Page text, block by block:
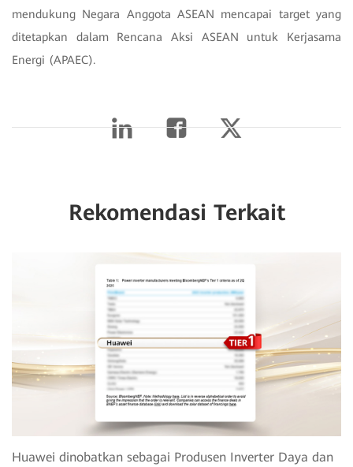
mendukung Negara Anggota ASEAN mencapai target yang
ditetapkan dalam Rencana Aksi ASEAN untuk Kerjasama
Energi (APAEC).
Rekomendasi Terkait
Huawei dinobatkan sebagai Produsen Inverter Daya dan